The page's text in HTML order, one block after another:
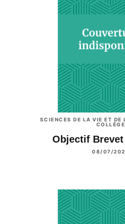
SCIENCES DE LA VIE ET DE
COLLÈGE
Objectif
08/07/